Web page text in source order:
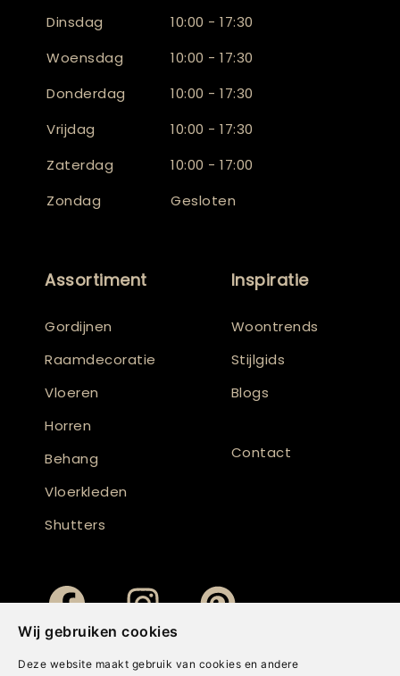
Wij gebruiken cookies
Deze website maakt gebruik van cookies en andere
Dinsdag
10:00 - 17:30
Woensdag
10:00 - 17:30
Donderdag
10:00 - 17:30
Vrijdag
10:00 - 17:30
Zaterdag
10:00 - 17:00
Zondag
Gesloten
Assortiment
Gordijnen
Raamdecoratie
Vloeren
Horren
Behang
Vloerkleden
Shutters
Inspiratie
Woontrends
Stijlgids
Blogs
Contact